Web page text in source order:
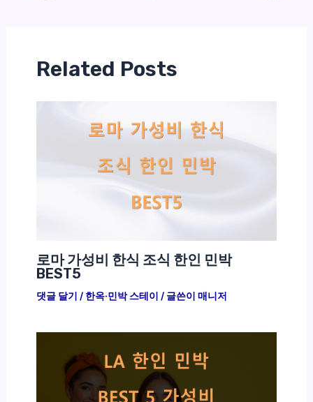
Related Posts
로마 가성비 한식 조식 한인 민박
BEST5
댓글 달기 / 한옥·민박 스테이 / 글쓴이 매니저